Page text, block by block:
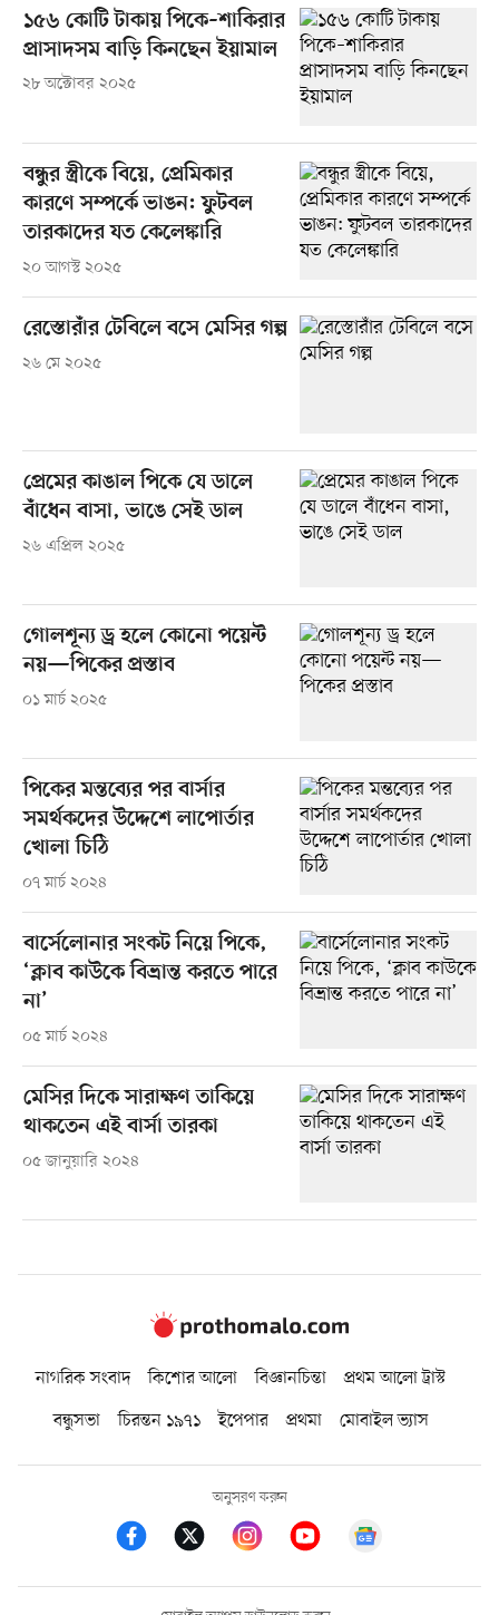
১৫৬ কোটি টাকায় পিকে–শাকিরার
প্রাসাদসম বাড়ি কিনছেন ইয়ামাল
২৮ অক্টোবর ২০২৫
বন্ধুর স্ত্রীকে বিয়ে, প্রেমিকার
কারণে সম্পর্কে ভাঙন: ফুটবল
তারকাদের যত কেলেঙ্কারি
২০ আগস্ট ২০২৫
রেস্তোরাঁর টেবিলে বসে মেসির গল্প
২৬ মে ২০২৫
প্রেমের কাঙাল পিকে যে ডালে
বাঁধেন বাসা, ভাঙে সেই ডাল
২৬ এপ্রিল ২০২৫
গোলশূন্য ড্র হলে কোনো পয়েন্ট
নয়—পিকের প্রস্তাব
০১ মার্চ ২০২৫
পিকের মন্তব্যের পর বার্সার
সমর্থকদের উদ্দেশে লাপোর্তার
খোলা চিঠি
০৭ মার্চ ২০২৪
বার্সেলোনার সংকট নিয়ে পিকে,
‘ক্লাব কাউকে বিভ্রান্ত করতে পারে
না’
০৫ মার্চ ২০২৪
মেসির দিকে সারাক্ষণ তাকিয়ে
থাকতেন এই বার্সা তারকা
০৫ জানুয়ারি ২০২৪
নাগরিক সংবাদ কিশোর আলো বিজ্ঞানচিন্তা
প্রথম আলো ট্রাস্ট
বন্ধুসভা
চিরন্তন ১৯৭১ ইপেপার প্রথমা মোবাইল ভ্যাস
অনুসরণ করুন